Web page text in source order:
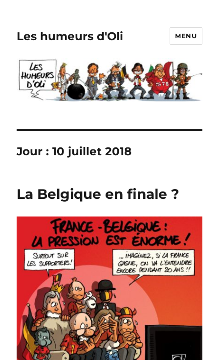
Les humeurs d'Oli MENU
Jour :10 juillet 2018
La Belgique en finale ?